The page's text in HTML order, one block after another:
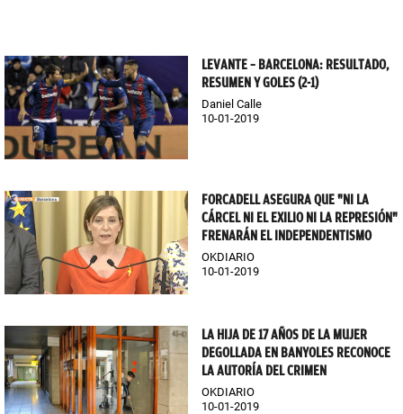
LEVANTE – BARCELONA: RESULTADO,
RESUMEN Y GOLES (2-1)
Daniel Calle
10-01-2019
FORCADELL ASEGURA QUE "NI LA
CÁRCEL NI EL EXILIO NI LA REPRESIÓN"
FRENARÁN EL INDEPENDENTISMO
OKDIARIO
10-01-2019
LA HIJA DE 17 AÑOS DE LA MUJER
DEGOLLADA EN BANYOLES RECONOCE
LA AUTORÍA DEL CRIMEN
OKDIARIO
10-01-2019